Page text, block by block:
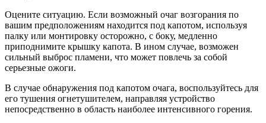
Оцените ситуацию. Если возможный очаг возгорания по
вашим предположениям находится под капотом, используя
палку или монтировку осторожно, с боку, медленно
приподнимите крышку капота. В ином случае, возможен
сильный выброс пламени, что может повлечь за собой
серьезные ожоги.
В случае обнаружения под капотом очага, воспользуйтесь для
его тушения огнетушителем, направляя устройство
непосредственно в область наиболее интенсивного горения.